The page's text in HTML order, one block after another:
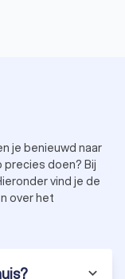
je benieuwd naar
doen? Bij
vind je de
over het